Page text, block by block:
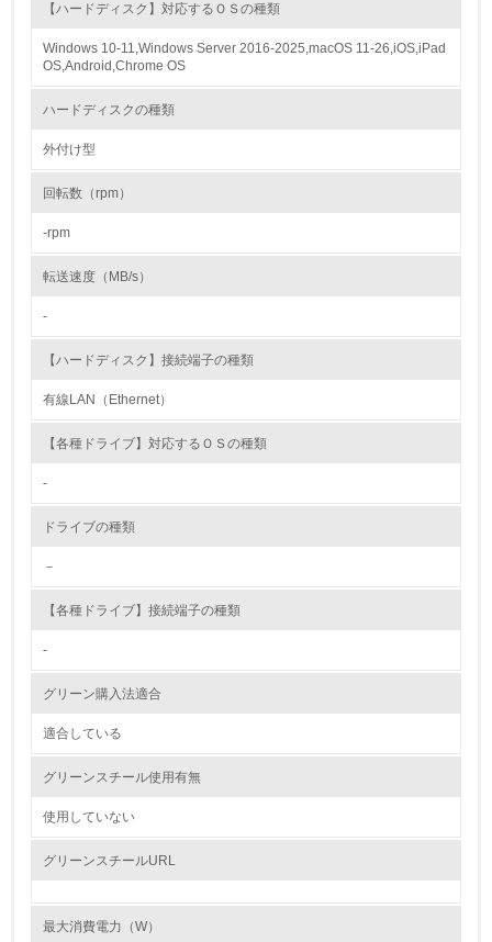
かしている
従業員が環境方針に基づいて自分の業務の中で行うべき環
→ 導入している規格名
8.
第三者認証を取得している
油、ガス）の使用量削減の取り組みを行っている
<L2> 資源とエネルギーの使用量の把握をし、具体的な削
環境配慮型製品・サービスの製造・販売
【ハードディスク】対応するＯＳの種類
Windows 10-11,Windows Server 2016-2025,macOS 11-26,iOS,iPad
OS,Android,Chrome OS
ハードディスクの種類
外付け型
回転数（rpm）
-rpm
転送速度（MB/s）
-
【ハードディスク】接続端子の種類
有線LAN（Ethernet）
【各種ドライブ】対応するＯＳの種類
-
ドライブの種類
－
【各種ドライブ】接続端子の種類
-
グリーン購入法適合
適合している
グリーンスチール使用有無
使用していない
グリーンスチールURL
最大消費電力（W）